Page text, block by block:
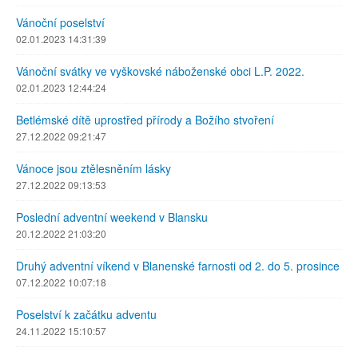
Vánoční poselství
02.01.2023 14:31:39
Vánoční svátky ve vyškovské náboženské obci L.P. 2022.
02.01.2023 12:44:24
Betlémské dítě uprostřed přírody a Božího stvoření
27.12.2022 09:21:47
Vánoce jsou ztělesněním lásky
27.12.2022 09:13:53
Poslední adventní weekend v Blansku
20.12.2022 21:03:20
Druhý adventní víkend v Blanenské farnosti od 2. do 5. prosince
07.12.2022 10:07:18
Poselství k začátku adventu
24.11.2022 15:10:57